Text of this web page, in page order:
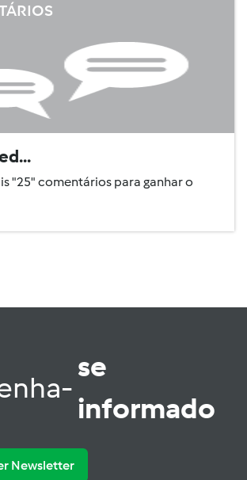
"25" comentários para ganhar o
se
informado
Newsletter